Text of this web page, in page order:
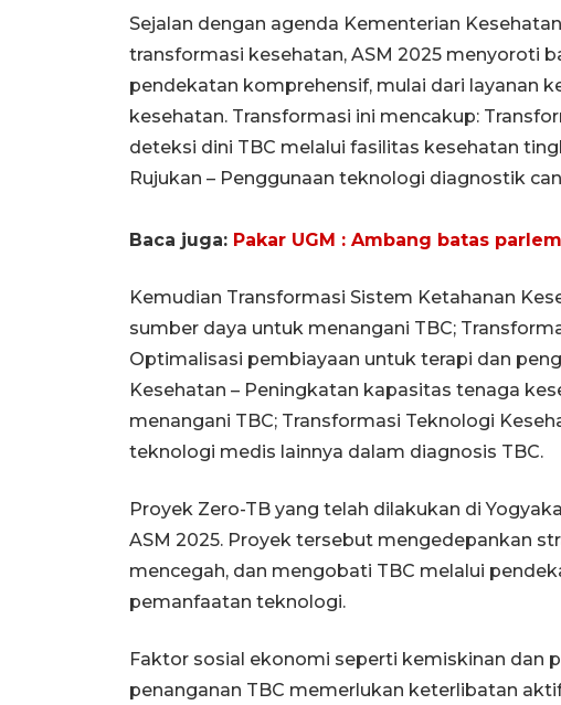
Sejalan dengan agenda Kementerian
transformasi kesehatan, ASM 2025 menyoroti
pendekatan komprehensif, mulai dari layanan
kesehatan. Transformasi ini mencakup:
deteksi dini TBC melalui fasilitas kesehatan
Rujukan – Penggunaan teknologi diagnostik
Baca juga: Pakar UGM : Ambang batas
Kemudian Transformasi Sistem Ketahanan
sumber daya untuk menangani TBC;
Optimalisasi pembiayaan untuk terapi dan
Kesehatan – Peningkatan kapasitas tenaga
menangani TBC; Transformasi Teknologi
teknologi medis lainnya dalam diagnosis TBC.
Proyek Zero-TB yang telah dilakukan di
ASM 2025. Proyek tersebut mengedepankan
mencegah, dan mengobati TBC melalui
pemanfaatan teknologi.
Faktor sosial ekonomi seperti kemiskinan dan
penanganan TBC memerlukan keterlibatan